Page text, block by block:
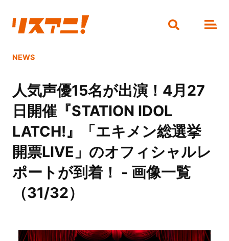
NEWS
人気声優15名が出演！4月27
日開催『STATION IDOL
LATCH!』「エキメン総選挙
開票LIVE」のオフィシャルレ
ポートが到着！ - 画像一覧
（31/32）